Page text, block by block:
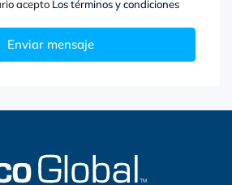
acepto Los términos y condiciones
Enviar mensaje